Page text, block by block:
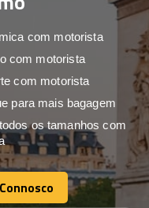
com motorista
com motorista
com motorista
para mais bagagem
os tamanhos com